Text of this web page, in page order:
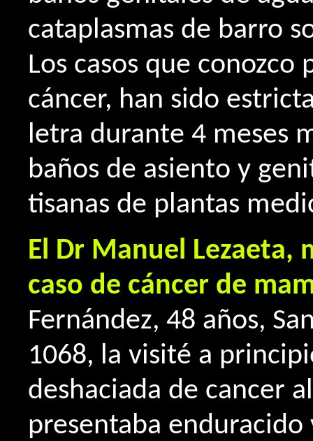
cataplasmas de barro
Los casos que
cáncer, han sido
letra durante 4 meses
baños de asiento y
tisanas de plantas
El Dr Manuel
caso de cáncer de
Fernández, 48 años,
1068, la visité a
deshaciada de cancer
presentaba